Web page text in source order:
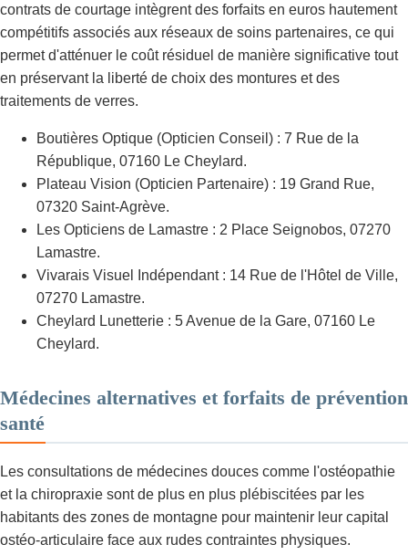
contrats de courtage intègrent des forfaits en euros hautement
compétitifs associés aux réseaux de soins partenaires, ce qui
permet d'atténuer le coût résiduel de manière significative tout
en préservant la liberté de choix des montures et des
traitements de verres.
Boutières Optique (Opticien Conseil) : 7 Rue de la
République, 07160 Le Cheylard.
Plateau Vision (Opticien Partenaire) : 19 Grand Rue,
07320 Saint-Agrève.
Les Opticiens de Lamastre : 2 Place Seignobos, 07270
Lamastre.
Vivarais Visuel Indépendant : 14 Rue de l'Hôtel de Ville,
07270 Lamastre.
Cheylard Lunetterie : 5 Avenue de la Gare, 07160 Le
Cheylard.
Médecines alternatives et forfaits de prévention
santé
Les consultations de médecines douces comme l'ostéopathie
et la chiropraxie sont de plus en plus plébiscitées par les
habitants des zones de montagne pour maintenir leur capital
ostéo-articulaire face aux rudes contraintes physiques.